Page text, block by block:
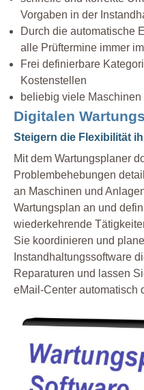
Vorgaben in der
Durch die automatische
alle Prüftermine immer
Frei definierbare
Kostenstellen
beliebig viele
Digitalen
Steigern die Flexibilität
Mit dem Wartungsplaner
Problembehebungen
an Maschinen und
Wartungsplan an und
wiederkehrende
Sie koordinieren und
Instandhaltungssoftware
Reparaturen und lassen
eMail-Center automatisch